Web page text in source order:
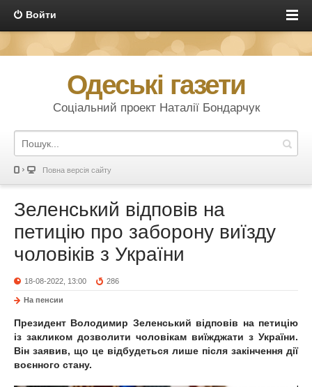
Войти
Одеські газети
Соціальний проект Наталії Бондарчук
Повна версія сайту
Зеленський відповів на
петицію про заборону виїзду
чоловіків з України
18-08-2022, 13:00 286
На пенсии
Президент Володимир Зеленський відповів на петицію
із закликом дозволити чоловікам виїжджати з України.
Він заявив, що це відбудеться лише після закінчення дії
воєнного стану.